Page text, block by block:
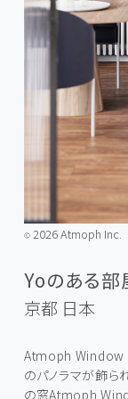
©️2026 Atmoph Inc.
Yoのある部
京都 日本
Atmoph Window
のパノラマが飾ら
の窓Atmoph